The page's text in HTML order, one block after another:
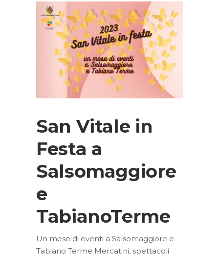
San Vitale in
Festa a
Salsomaggiore
e
TabianoTerme
Un mese di eventi a Salsomaggiore e
Tabiano Terme Mercatini, spettacoli